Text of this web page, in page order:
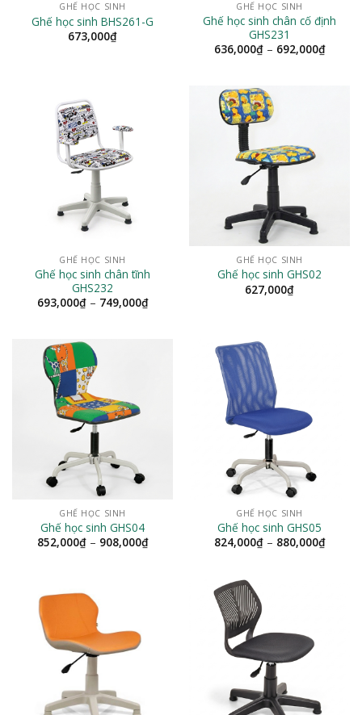
GHẾ HỌC SINH
Ghế học sinh BHS261-G
673,000₫
GHẾ HỌC SINH
Ghế học sinh chân cố định
GHS231
636,000₫ – 692,000₫
giá:
GHẾ HỌC SINH
Ghế học sinh chân tĩnh
GHS232
693,000₫ – 749,000₫Khoảng
giá:
GHẾ HỌC SINH
Ghế học sinh GHS02
627,000₫
GHẾ HỌC SINH
Ghế học sinh GHS04
852,000₫ – 908,000₫Khoảng
giá:
GHẾ HỌC SINH
Ghế học sinh GHS05
824,000₫ – 880,000₫
giá: